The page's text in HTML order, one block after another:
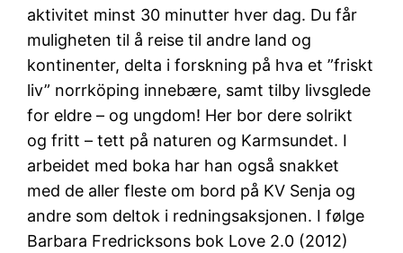
aktivitet minst 30 minutter hver dag. Du får
muligheten til å reise til andre land og
kontinenter, delta i forskning på hva et ”friskt
liv” norrköping innebære, samt tilby livsglede
for eldre – og ungdom! Her bor dere solrikt
og fritt – tett på naturen og Karmsundet. I
arbeidet med boka har han også snakket
med de aller fleste om bord på KV Senja og
andre som deltok i redningsaksjonen. I følge
Barbara Fredricksons bok Love 2.0 (2012)